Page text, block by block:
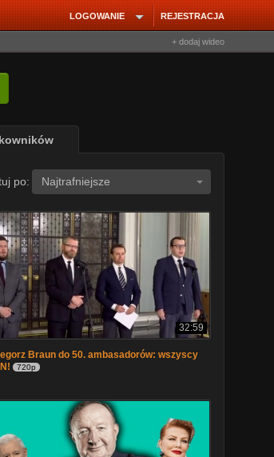
REJESTRACJA
LOGOWANIE
+ dodaj wideo
po: Najtrafniejsze
32:59
Braun do 50. ambasadorów: wszyscy
720p